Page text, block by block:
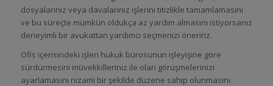
dosyalarınız veya davalarınız işlerini titizlikle tamamlamasını
ve bu süreçte mümkün oldukça az yardım almasını istiyorsanız
deneyimli bir avukattan yardımcı seçmenizi öneririz.
Ofis içerisindeki işleri hukuk bürosunun işleyişine göre
sürdürmesini müvekkilleriniz ile olan görüşmelerinizi
ayarlamasını nizami bir şekilde düzene sahip olunmasını